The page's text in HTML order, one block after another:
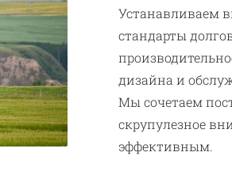
Устанавливаем
стандарты
дизайна и
Мы сочетаем
скрупулезное
эффективным.